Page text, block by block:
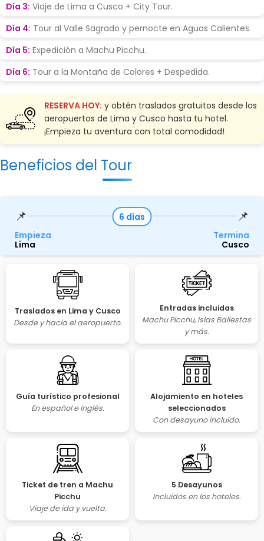
Día 3: Viaje de Lima a Cusco + City Tour.
Día 4: Tour al Valle Sagrado y pernocte en Aguas Calientes.
Día 5: Expedición a Machu Picchu.
Día 6: Tour a la Montaña de Colores + Despedida.
RESERVA HOY: y obtén traslados gratuitos desde los
aeropuertos de Lima y Cusco hasta tu hotel.
¡Empieza tu aventura con total comodidad!
Beneficios del Tour
📌 6 días 📌
Empieza
Lima
Termina
Cusco
Traslados en Lima y Cusco
Desde y hacia el aeropuerto.
Entradas incluidas
Machu Picchu, Islas Ballestas
y más.
Guía turístico profesional
En español e inglés.
Alojamiento en hoteles
seleccionados
Con desayuno incluido.
Ticket de tren a Machu
Picchu
Viaje de ida y vuelta.
5 Desayunos
Incluidos en los hoteles.